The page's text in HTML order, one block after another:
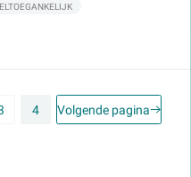
4 Volgende pagina